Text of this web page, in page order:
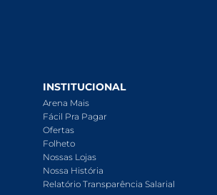
INSTITUCIONAL
Arena Mais
Fácil Pra Pagar
Ofertas
Folheto
Nossas Lojas
Nossa História
Relatório Transparência Salarial